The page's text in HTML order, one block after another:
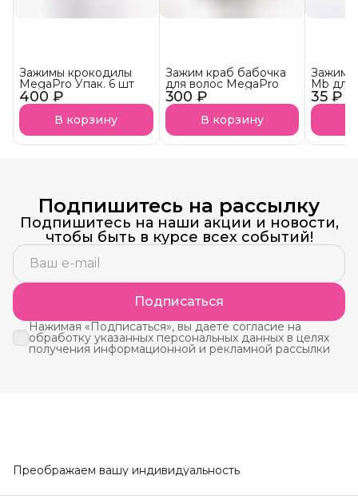
400 ₽
Зажимы крокодилы
MegaPro Упак. 6 шт
В корзину
300 ₽
Зажим краб бабочка
для волос MegaPro
В корзину
35 ₽
Зажим
Mb для
Подпишитесь на рассылку
Подпишитесь на наши акции и новости,
чтобы быть в курсе всех событий!
Подписаться
Нажимая «Подписаться», вы даете согласие на
обработку указанных персональных данных в целях
получения информационной и рекламной рассылки
Преображаем вашу индивидуальность